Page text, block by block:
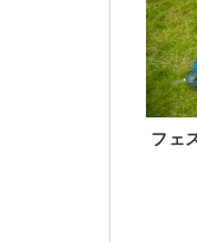
フェ